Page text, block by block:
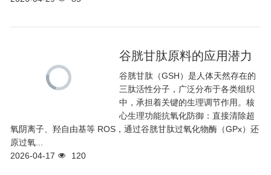
谷胱甘肽原料的应用潜力
谷胱甘肽（GSH）是人体天然存在的
三肽活性分子，广泛分布于各类组织
中，承担着关键的生理调节作用。核
心生理功能抗氧化防御：直接清除超
氧阴离子、羟自由基等 ROS，通过谷胱甘肽过氧化物酶（GPx）还
原过氧...
2026-04-17
120